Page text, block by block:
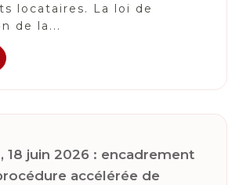
locataires. La loi de
de la...
18 juin 2026 : encadrement
accélérée de